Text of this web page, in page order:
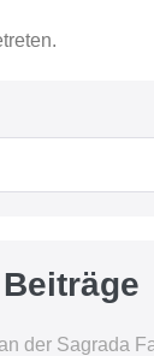
der Sagrada